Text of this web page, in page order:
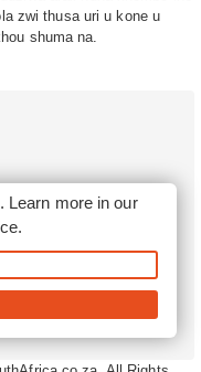
zwi thusa uri u kone u
shuma na.
Learn more in our